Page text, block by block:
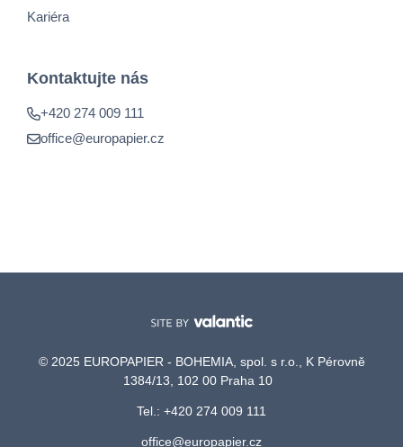
Kariéra
Kontaktujte nás
+420 274 009 111
office@europapier.cz
© 2025 EUROPAPIER - BOHEMIA, spol. s r.o., K Pérovně
1384/13, 102 00 Praha 10
Tel.: +420 274 009 111
office@europapier.cz